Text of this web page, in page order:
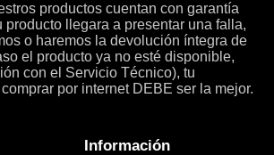
productos cuentan con garantía
producto llegara a presentar una falla,
o haremos la devolución íntegra de
el producto ya no esté disponible,
con el Servicio Técnico), tu
por internet DEBE ser la mejor.
Información